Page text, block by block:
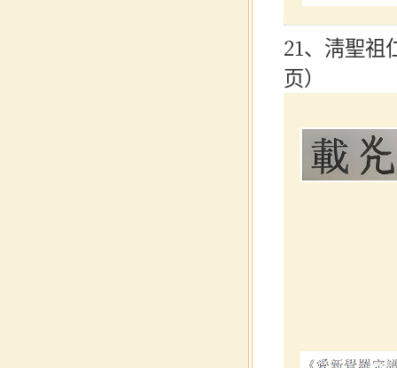
21、淸聖祖
页）